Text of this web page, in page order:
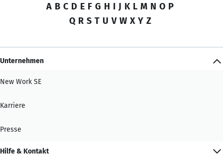
A B C D E F G H I J K L M N O P
Q R S T U V W X Y Z
Unternehmen
New Work SE
Karriere
Presse
Hilfe & Kontakt